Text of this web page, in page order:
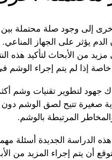
إلى وجود صلة محتملة بين
يؤثر على الجهاز المناعي.
من الأبحاث لتأكيد هذه
إذا لم يتم إجراء الوشم
جهود لتطوير تقنيات وشم
صغيرة تتيح لصق الوشم دون
المرتبطة بالوشم.
هذه الدراسة الجديدة أسئلة
أن يتم إجراء المزيد من